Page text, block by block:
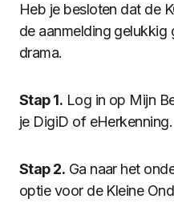
Heb je besloten dat de
de aanmelding gelukkig
drama.
Stap 1. Log in op Mijn
je DigiD of eHerkenning.
Stap 2. Ga naar het
optie voor de Kleine